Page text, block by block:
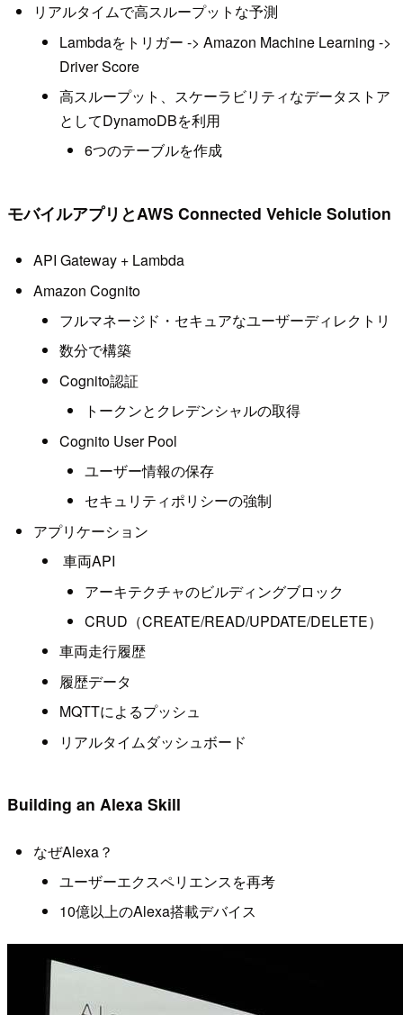
リアルタイムで高スループットな予測
Lambdaをトリガー -> Amazon Machine Learning ->
Driver Score
高スループット、スケーラビリティなデータストア
としてDynamoDBを利用
6つのテーブルを作成
モバイルアプリとAWS Connected Vehicle Solution
API Gateway + Lambda
Amazon Cognito
フルマネージド・セキュアなユーザーディレクトリ
数分で構築
Cognito認証
トークンとクレデンシャルの取得
Cognito User Pool
ユーザー情報の保存
セキュリティポリシーの強制
アプリケーション
車両API
アーキテクチャのビルディングブロック
CRUD（CREATE/READ/UPDATE/DELETE）
車両走行履歴
履歴データ
MQTTによるプッシュ
リアルタイムダッシュボード
Building an Alexa Skill
なぜAlexa？
ユーザーエクスペリエンスを再考
10億以上のAlexa搭載デバイス